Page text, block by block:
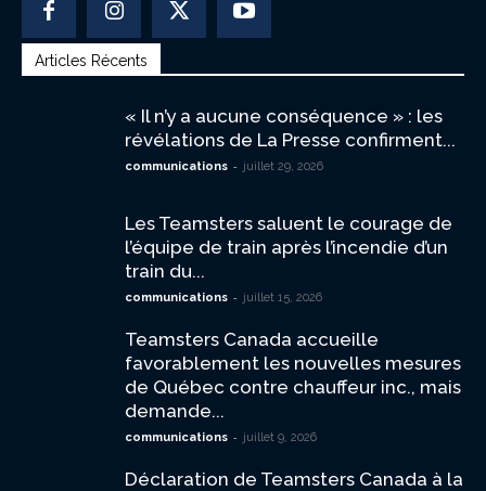
Articles Récents
« Il n’y a aucune conséquence » : les
révélations de La Presse confirment...
communications - juillet 29, 2026
Les Teamsters saluent le courage de
l’équipe de train après l’incendie d’un
train du...
communications - juillet 15, 2026
Teamsters Canada accueille
favorablement les nouvelles mesures
de Québec contre chauffeur inc., mais
demande...
communications - juillet 9, 2026
Déclaration de Teamsters Canada à la